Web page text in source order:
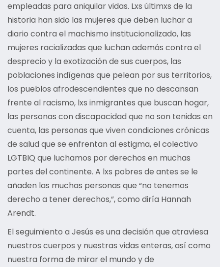
empleadas para aniquilar vidas. Lxs últimxs de la
historia han sido las mujeres que deben luchar a
diario contra el machismo institucionalizado, las
mujeres racializadas que luchan además contra el
desprecio y la exotización de sus cuerpos, las
poblaciones indígenas que pelean por sus territorios,
los pueblos afrodescendientes que no descansan
frente al racismo, lxs inmigrantes que buscan hogar,
las personas con discapacidad que no son tenidas en
cuenta, las personas que viven condiciones crónicas
de salud que se enfrentan al estigma, el colectivo
LGTBIQ que luchamos por derechos en muchas
partes del continente. A lxs pobres de antes se le
añaden las muchas personas que “no tenemos
derecho a tener derechos,”, como diría Hannah
Arendt.
El seguimiento a Jesús es una decisión que atraviesa
nuestros cuerpos y nuestras vidas enteras, así como
nuestra forma de mirar el mundo y de